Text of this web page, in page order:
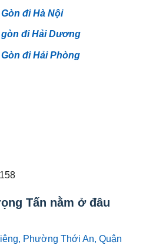
đi Hà Nội
đi Hải Dương
đi Hải Phòng
Tấn nằm ở đâu
Phường Thới An, Quận